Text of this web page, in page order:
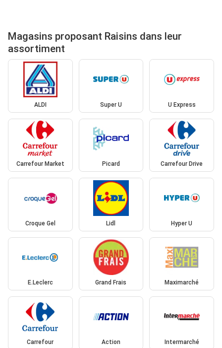
Magasins proposant Raisins dans leur
assortiment
ALDI Super U U Express
Carrefour Market Picard Carrefour Drive
Croque Gel Lidl Hyper U
E.Leclerc Grand Frais Maximarché
Carrefour Action Intermarché